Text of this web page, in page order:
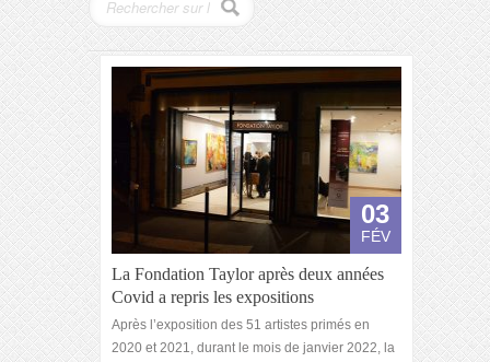
03
FÉV
La Fondation Taylor après deux années
Covid a repris les expositions
Après l’exposition des 51 artistes primés en
2020 et 2021, durant le mois de janvier 2022, la